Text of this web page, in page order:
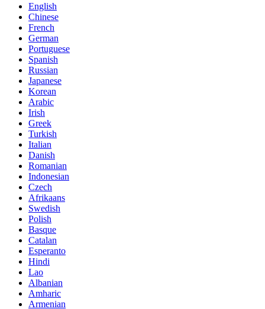
English
Chinese
French
German
Portuguese
Spanish
Russian
Japanese
Korean
Arabic
Irish
Greek
Turkish
Italian
Danish
Romanian
Indonesian
Czech
Afrikaans
Swedish
Polish
Basque
Catalan
Esperanto
Hindi
Lao
Albanian
Amharic
Armenian